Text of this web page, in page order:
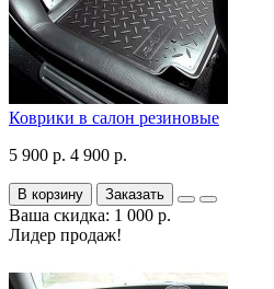
Коврики в салон резиновые
5 900 р. 4 900 р.
В корзину Заказать
Ваша скидка: 1 000 р.
Лидер продаж!